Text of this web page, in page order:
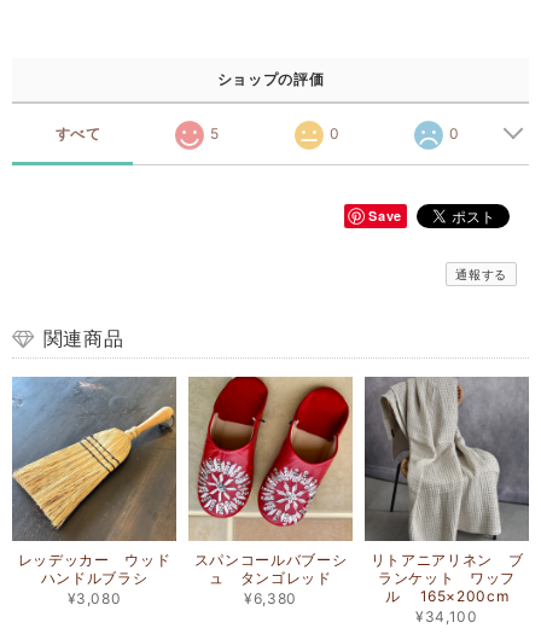
ショップの評価
すべて 5 0 0
Save
通報する
関連商品
レッデッカー ウッド
ハンドルブラシ
¥3,080
スパンコールバブーシ
ュ タンゴレッド
¥6,380
リトアニアリネン ブ
ランケット ワッフ
ル 165×200cm
¥34,100